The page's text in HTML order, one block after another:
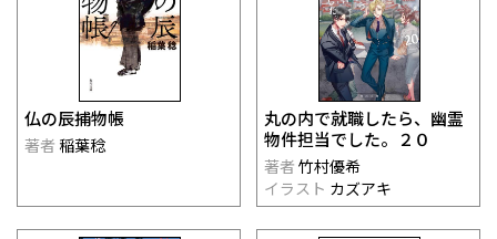
仏の辰捕物帳
著者 稲葉稔
丸の内で就職したら、幽霊
物件担当でした。２０
著者 竹村優希
イラスト カズアキ